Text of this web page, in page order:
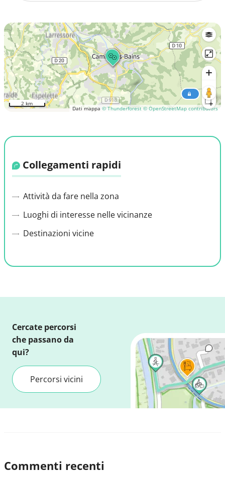
Dati mappa © Thunderforest © OpenStreetMap contributors
2 km
Collegamenti rapidi
Attività da fare nella zona
Luoghi di interesse nelle vicinanze
Destinazioni vicine
Cercate percorsi
che passano da
qui?
Percorsi vicini
Commenti recenti